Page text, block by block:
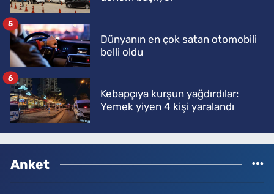
Dünyanın en çok satan otomobili
belli oldu
5
Kebapçıya kurşun yağdırdılar:
Yemek yiyen 4 kişi yaralandı
6
Anket